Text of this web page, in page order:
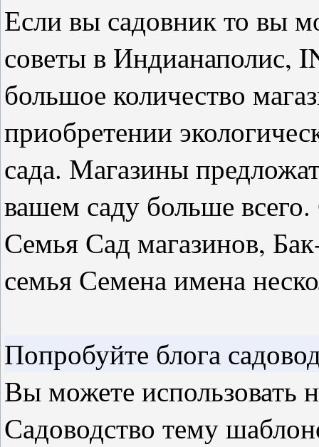
Если вы садовник то вы
советы в Индианаполис,
большое количество
приобретении
сада. Магазины
вашем саду больше всего.
Семья Сад магазинов,
семья Семена имена
Попробуйте блога
Вы можете использовать
Садоводство тему